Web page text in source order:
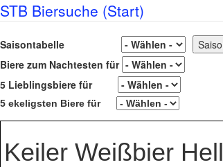
STB Biersuche (Start)
Saisontabelle
Biere zum Nachtesten für
5 Lieblingsbiere für
5 ekeligsten Biere für
Keiler Weißbier Hell